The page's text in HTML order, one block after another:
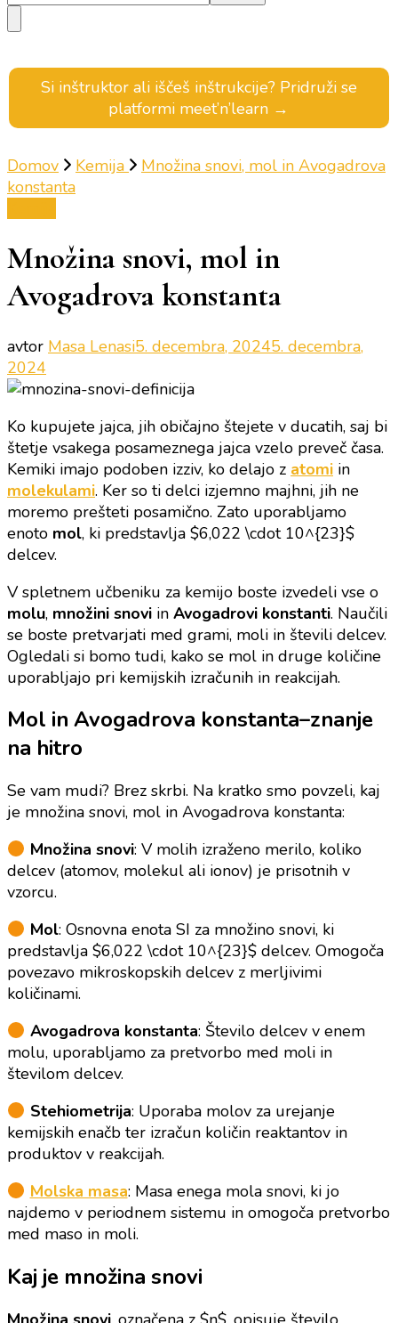
Si inštruktor ali iščeš inštrukcije? Pridruži se
platformi meet’n’learn →
Domov Kemija
Množina snovi, mol in Avogadrova
konstanta
Množina snovi, mol in
Avogadrova konstanta
avtor Masa Lenasi5. decembra, 20245. decembra,
2024
Ko kupujete jajca, jih običajno štejete v ducatih, saj bi
štetje vsakega posameznega jajca vzelo preveč časa.
Kemiki imajo podoben izziv, ko delajo z atomi in
molekulami. Ker so ti delci izjemno majhni, jih ne
moremo prešteti posamično. Zato uporabljamo
enoto mol, ki predstavlja $6,022 \cdot 10^{23}$
delcev.
V spletnem učbeniku za kemijo boste izvedeli vse o
molu, množini snovi in Avogadrovi konstanti. Naučili
se boste pretvarjati med grami, moli in števili delcev.
Ogledali si bomo tudi, kako se mol in druge količine
uporabljajo pri kemijskih izračunih in reakcijah.
Mol in Avogadrova konstanta–znanje
na hitro
Se vam mudi? Brez skrbi. Na kratko smo povzeli, kaj
je množina snovi, mol in Avogadrova konstanta:
Množina snovi: V molih izraženo merilo, koliko
delcev (atomov, molekul ali ionov) je prisotnih v
vzorcu.
Mol: Osnovna enota SI za množino snovi, ki
predstavlja $6,022 \cdot 10^{23}$ delcev. Omogoča
povezavo mikroskopskih delcev z merljivimi
količinami.
Avogadrova konstanta: Število delcev v enem
molu, uporabljamo za pretvorbo med moli in
številom delcev.
Stehiometrija: Uporaba molov za urejanje
kemijskih enačb ter izračun količin reaktantov in
produktov v reakcijah.
Molska masa: Masa enega mola snovi, ki jo
najdemo v periodnem sistemu in omogoča pretvorbo
med maso in moli.
Kaj je množina snovi